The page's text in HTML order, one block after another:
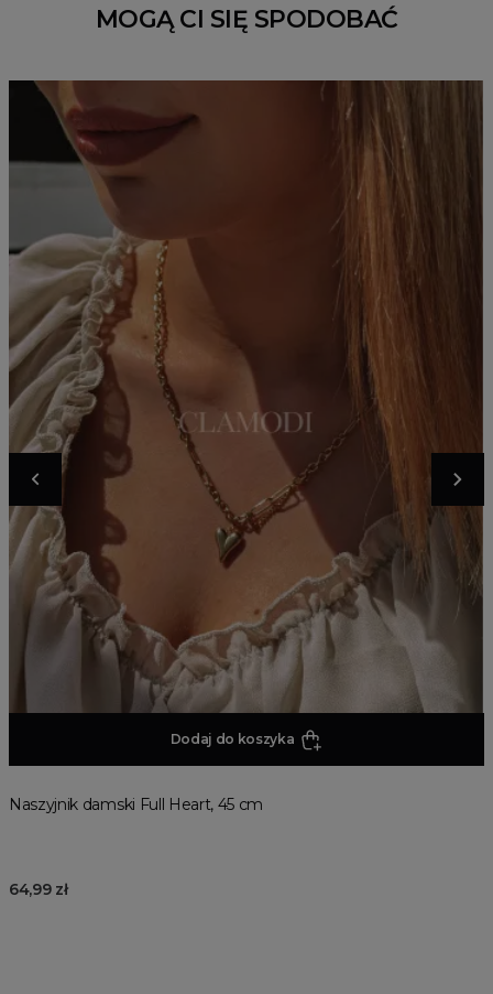
MOGĄ CI SIĘ SPODOBAĆ
Dodaj do koszyka
Naszyjnik damski Full Heart, 45 cm
64,99 zł